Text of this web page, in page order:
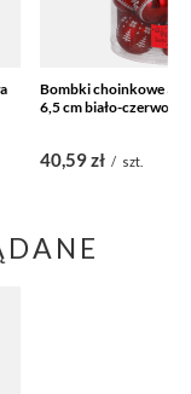
Bombki choinkowe 30
6,5 cm biało-czerwone
40,59 zł / szt.